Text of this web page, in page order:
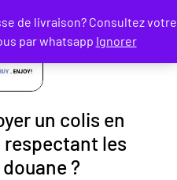
de livraison? Consultez votre
par whatsapp Ignorer
un colis en
respectant les
?